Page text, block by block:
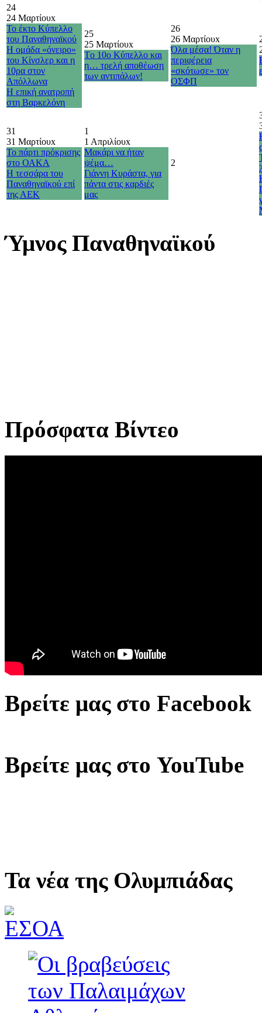
24
24 Μαρτίουx
Το έκτο Κύπελλο
του Παναθηναϊκού
Η ομάδα «όνειρο»
του Κίνσλερ και η
10ρα στον
Απόλλωνα
H επική ανατροπή
στη Βαρκελόνη
25
25 Μαρτίουx
Τo 10o Κύπελλο και
η… τρελή αποθέωση
των αντιπάλων!
26
26 Μαρτίουx
Όλα μέσα! Όταν η
περιφέρεια
«σκότωσε» τον
ΟΣΦΠ
31
31 Μαρτίουx
Το πάρτι πρόκρισης
στο ΟΑΚΑ
Η τεσσάρα του
Παναθηναϊκού επί
της ΑΕΚ
1
1 Απριλίουx
Μακάρι να ήταν
ψέμα…
Γιάννη Κυράστα, για
πάντα στις καρδιές
μας
2
Ύμνος Παναθηναϊκού
Πρόσφατα Βίντεο
Βρείτε μας στο Facebook
Βρείτε μας στο YouTube
Τα νέα της Ολυμπιάδας